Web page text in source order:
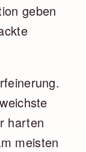
geben
harten
meisten